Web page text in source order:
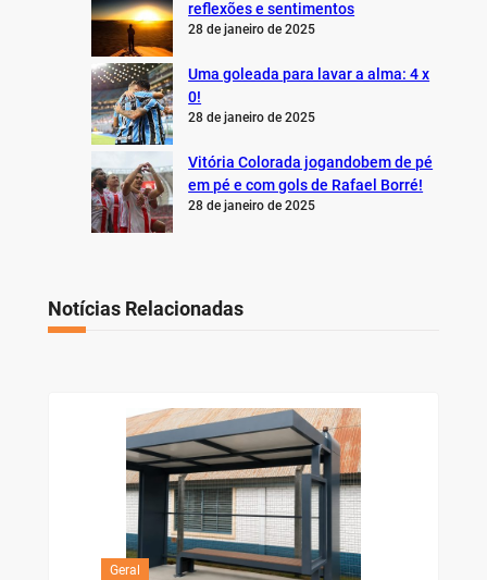
reflexões e sentimentos
28 de janeiro de 2025
Uma goleada para lavar a alma: 4 x
0!
28 de janeiro de 2025
Vitória Colorada jogandobem de pé
em pé e com gols de Rafael Borré!
28 de janeiro de 2025
Notícias Relacionadas
Geral